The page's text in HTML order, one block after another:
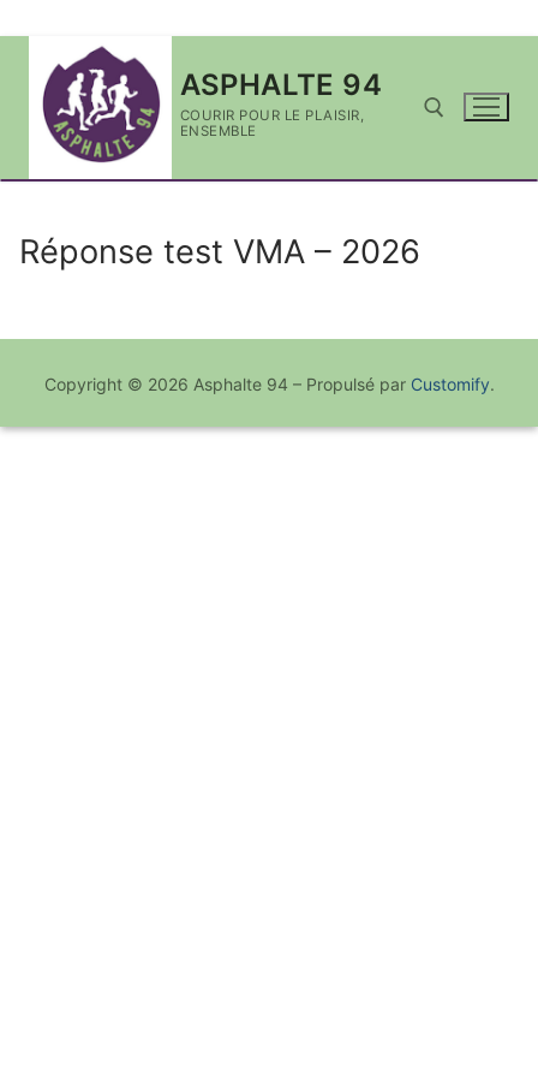
contenu
ASPHALTE 94
COURIR POUR LE PLAISIR,
ENSEMBLE
Réponse test VMA – 2026
Copyright © 2026 Asphalte 94 – Propulsé par Customify.